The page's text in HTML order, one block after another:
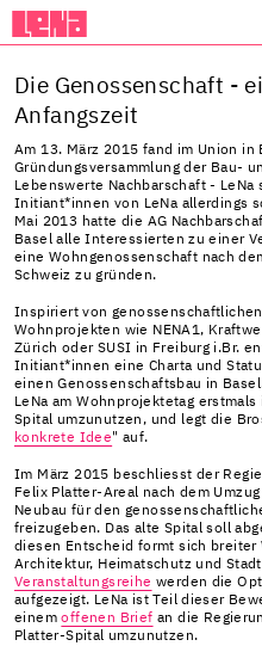
Die Genossenschaft -
Anfangszeit
Am 13. März 2015 fand im Union in
Gründungsversammlung der Bau-
Lebenswerte Nachbarschaft -
Initiant*innen von LeNa allerdings
Mai 2013 hatte die AG
Basel alle Interessierten zu einer
eine Wohngenossenschaft nach
Schweiz zu gründen.
Inspiriert von
Wohnprojekten wie NENA1,
Zürich oder SUSI in Freiburg i.Br.
Initiant*innen eine Charta und
einen Genossenschaftsbau in
LeNa am Wohnprojektetag
Spital umzunutzen, und legt die
konkrete Idee" auf.
Im März 2015 beschliesst der
Felix Platter-Areal nach dem
Neubau für den
freizugeben. Das alte Spital soll
diesen Entscheid formt sich breiter
Architektur, Heimatschutz und
Veranstaltungsreihe werden die
aufgezeigt. LeNa ist Teil dieser
einemoffenen Brief an die
Platter-Spital umzunutzen.
Recyclingbank "Eckbank mit